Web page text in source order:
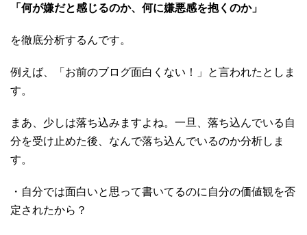
「何が嫌だと感じるのか、何に嫌悪感を抱くのか」
を徹底分析するんです。
例えば、「お前のブログ面白くない！」と言われたとしま
す。
まあ、少しは落ち込みますよね。一旦、落ち込んでいる自
分を受け止めた後、なんで落ち込んでいるのか分析しま
す。
・自分では面白いと思って書いてるのに自分の価値観を否
定されたから？